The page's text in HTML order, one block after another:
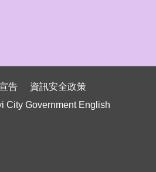
告
資訊安全政策
City Government English